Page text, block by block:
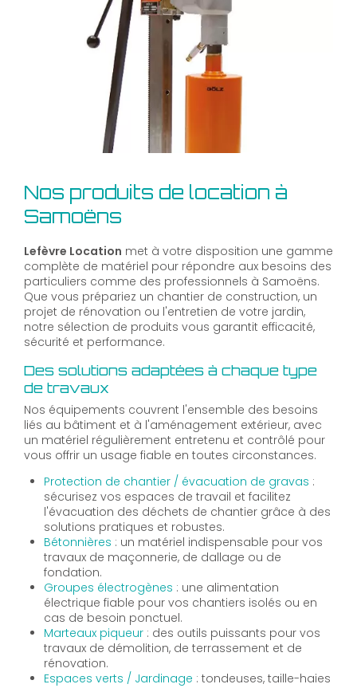
Nos produits de location à
Samoëns
Lefèvre Location met à votre disposition une gamme
complète de matériel pour répondre aux besoins des
particuliers comme des professionnels à Samoëns.
Que vous prépariez un chantier de construction, un
projet de rénovation ou l'entretien de votre jardin,
notre sélection de produits vous garantit efficacité,
sécurité et performance.
Des solutions adaptées à chaque type
de travaux
Nos équipements couvrent l'ensemble des besoins
liés au bâtiment et à l'aménagement extérieur, avec
un matériel régulièrement entretenu et contrôlé pour
vous offrir un usage fiable en toutes circonstances.
Protection de chantier / évacuation de gravas :
sécurisez vos espaces de travail et facilitez
l'évacuation des déchets de chantier grâce à des
solutions pratiques et robustes.
Bétonnières : un matériel indispensable pour vos
travaux de maçonnerie, de dallage ou de
fondation.
Groupes électrogènes : une alimentation
électrique fiable pour vos chantiers isolés ou en
cas de besoin ponctuel.
Marteaux piqueur : des outils puissants pour vos
travaux de démolition, de terrassement et de
rénovation.
Espaces verts / Jardinage : tondeuses, taille-haies